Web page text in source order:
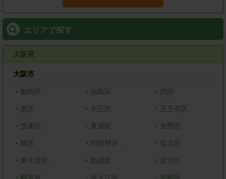
エリアで探す
大阪府
大阪市
・ 都島区 ・ 福島区 ・ 西区
・ 港区 ・ 大正区 ・ 天王寺区
・ 浪速区 ・ 東成区 ・ 生野区
・ 旭区 ・ 阿倍野区 ・ 住吉区
・ 東住吉区 ・ 西成区 ・ 淀川区